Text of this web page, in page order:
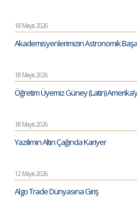
18 Mayıs 2026
Akademisyenlerimizin Astronomik
18 Mayıs 2026
Öğretim Üyemiz Güney (Latin)
18 Mayıs 2026
Yazılımın Altın Çağında Kariyer
12 Mayıs 2026
Algo Trade Dünyasına Giriş